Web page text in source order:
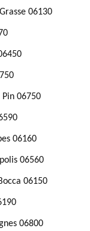
06130
06750
06160
06560
06150
06800